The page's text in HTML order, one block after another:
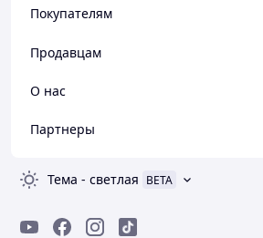
Покупателям
Продавцам
О нас
Партнеры
Тема - светлая BETA